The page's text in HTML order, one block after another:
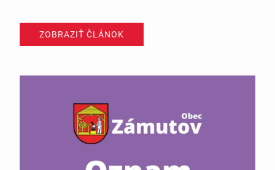
ZOBRAZIŤ ČLÁNOK